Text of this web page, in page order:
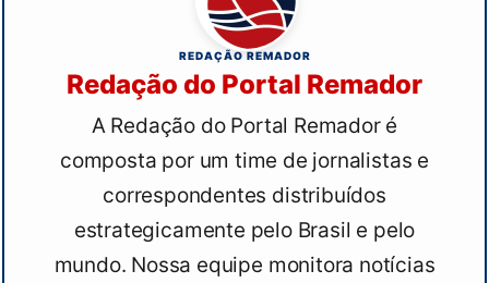
REDAÇÃO REMADOR
Redação do Portal Remador
A Redação do Portal Remador é
composta por um time de jornalistas e
correspondentes distribuídos
estrategicamente pelo Brasil e pelo
mundo. Nossa equipe monitora notícias